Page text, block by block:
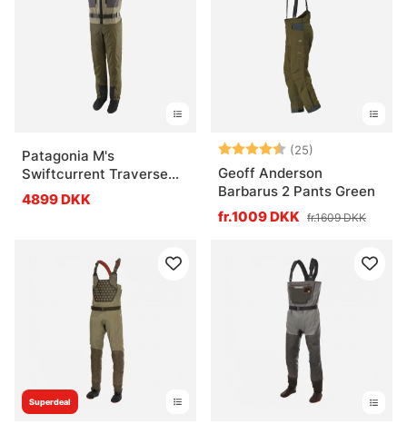
Patagonia M's
Swiftcurrent Traverse
Zip Front Waders River
Rock Green
4899 DKK
Vurdering: (25)
Geoff Anderson
Barbarus 2 Pants Green
fr.1009 DKK fr.1609 DKK
Superdeal